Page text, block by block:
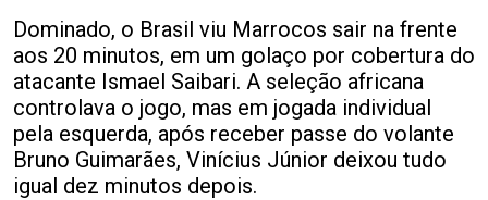
Dominado, o Brasil viu Marrocos sair na frente
aos 20 minutos, em um golaço por cobertura do
atacante Ismael Saibari. A seleção africana
controlava o jogo, mas em jogada individual
pela esquerda, após receber passe do volante
Bruno Guimarães, Vinícius Júnior deixou tudo
igual dez minutos depois.